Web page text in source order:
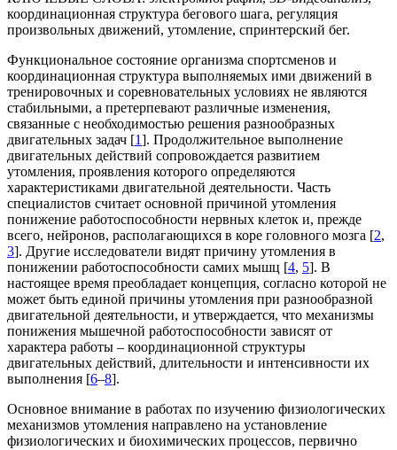
координационная структура бегового шага, регуляция
произвольных движений, утомление, спринтерский бег.
Функциональное состояние организма спортсменов и
координационная структура выполняемых ими движений в
тренировочных и соревновательных условиях не являются
стабильными, а претерпевают различные изменения,
связанные с необходимостью решения разнообразных
двигательных задач [1]. Продолжительное выполнение
двигательных действий сопровождается развитием
утомления, проявления которого определяются
характеристиками двигательной деятельности. Часть
специалистов считает основной причиной утомления
понижение работоспособности нервных клеток и, прежде
всего, нейронов, располагающихся в коре головного мозга [2,
3]. Другие исследователи видят причину утомления в
понижении работоспособности самих мышц [4, 5]. В
настоящее время преобладает концепция, согласно которой не
может быть единой причины утомления при разнообразной
двигательной деятельности, и утверждается, что механизмы
понижения мышечной работоспособности зависят от
характера работы – координационной структуры
двигательных действий, длительности и интенсивности их
выполнения [6–8].
Основное внимание в работах по изучению физиологических
механизмов утомления направлено на установление
физиологических и биохимических процессов, первично